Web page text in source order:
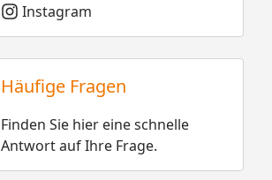
Instagram
Häufige Fragen
Finden Sie hier eine schnelle
Antwort auf Ihre Frage.